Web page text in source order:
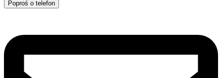
Poproś o telefon